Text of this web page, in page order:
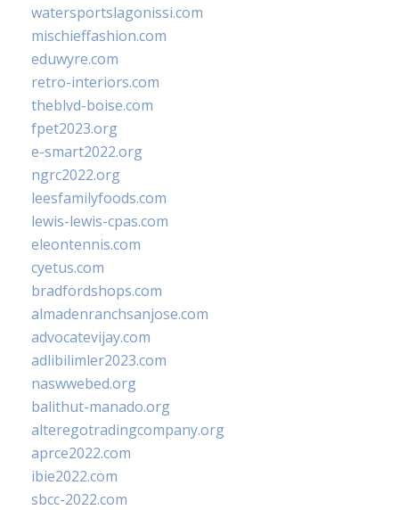
watersportslagonissi.com
mischieffashion.com
eduwyre.com
retro-interiors.com
theblvd-boise.com
fpet2023.org
e-smart2022.org
ngrc2022.org
leesfamilyfoods.com
lewis-lewis-cpas.com
eleontennis.com
cyetus.com
bradfordshops.com
almadenranchsanjose.com
advocatevijay.com
adlibilimler2023.com
naswwebed.org
balithut-manado.org
alteregotradingcompany.org
aprce2022.com
ibie2022.com
sbcc-2022.com